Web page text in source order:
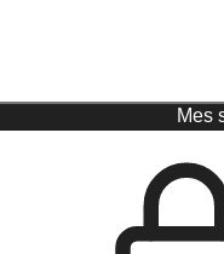
Mes